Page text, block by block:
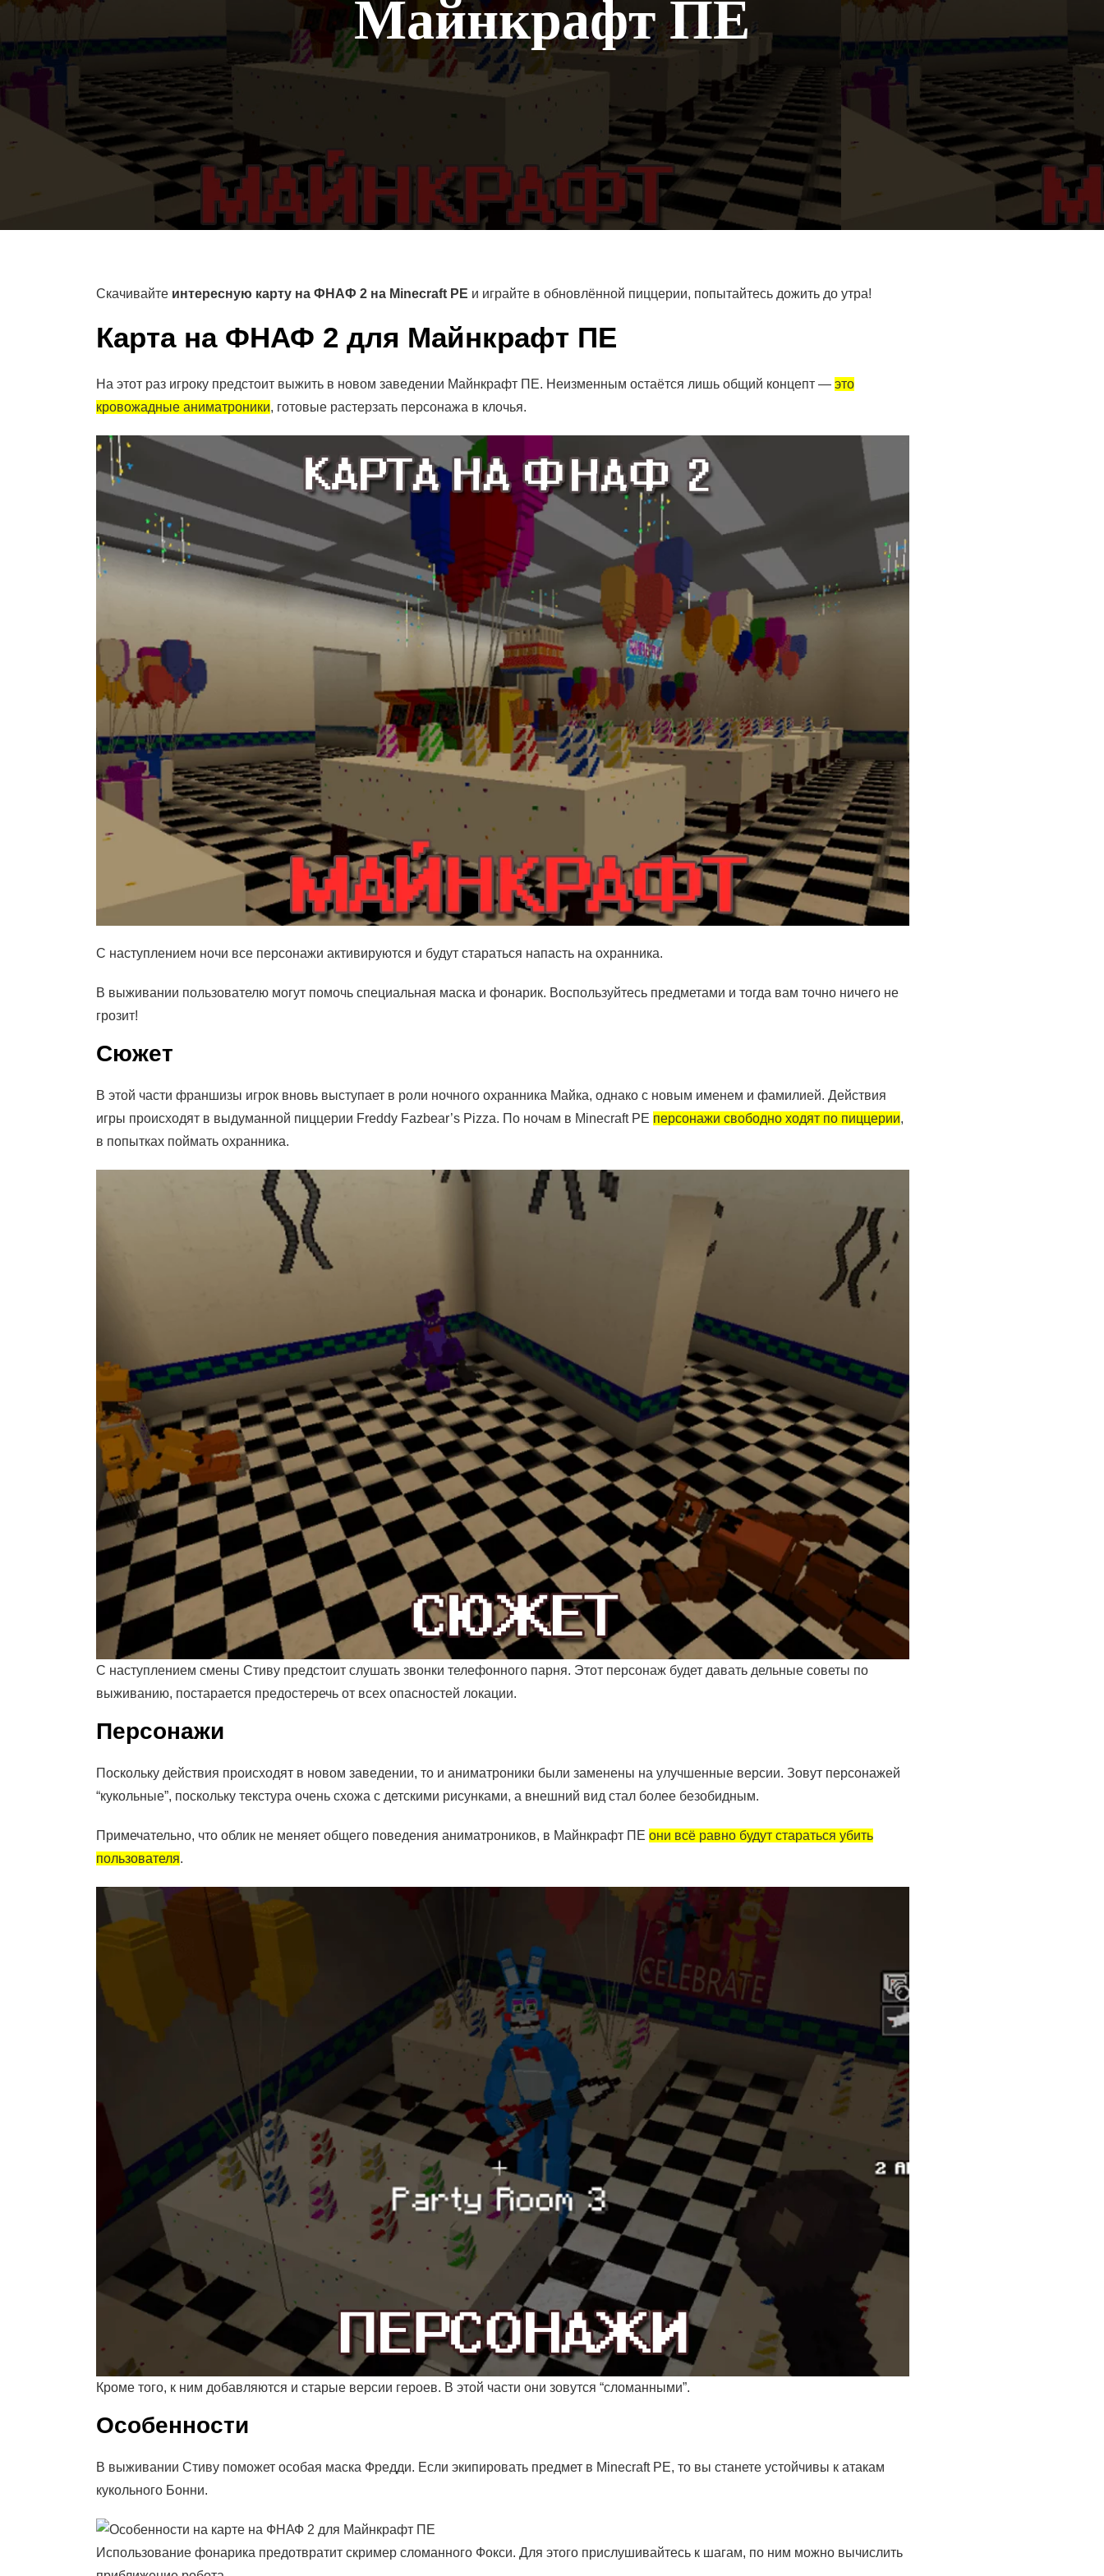
Майнкрафт ПЕ
Скачивайте интересную карту на ФНАФ 2 на Minecraft PE и играйте в обновлённой пиццерии, попытайтесь дожить до утра!
Карта на ФНАФ 2 для Майнкрафт ПЕ
На этот раз игроку предстоит выжить в новом заведении Майнкрафт ПЕ. Неизменным остаётся лишь общий концепт — это
кровожадные аниматроники, готовые растерзать персонажа в клочья.
С наступлением ночи все персонажи активируются и будут стараться напасть на охранника.
В выживании пользователю могут помочь специальная маска и фонарик. Воспользуйтесь предметами и тогда вам точно ничего не
грозит!
Сюжет
В этой части франшизы игрок вновь выступает в роли ночного охранника Майка, однако с новым именем и фамилией. Действия
игры происходят в выдуманной пиццерии Freddy Fazbear’s Pizza. По ночам в Minecraft PE персонажи свободно ходят по пиццерии,
в попытках поймать охранника.
С наступлением смены Стиву предстоит слушать звонки телефонного парня. Этот персонаж будет давать дельные советы по
выживанию, постарается предостеречь от всех опасностей локации.
Персонажи
Поскольку действия происходят в новом заведении, то и аниматроники были заменены на улучшенные версии. Зовут персонажей
“кукольные”, поскольку текстура очень схожа с детскими рисунками, а внешний вид стал более безобидным.
Примечательно, что облик не меняет общего поведения аниматроников, в Майнкрафт ПЕ они всё равно будут стараться убить
пользователя.
Кроме того, к ним добавляются и старые версии героев. В этой части они зовутся “сломанными”.
Особенности
В выживании Стиву поможет особая маска Фредди. Если экипировать предмет в Minecraft PE, то вы станете устойчивы к атакам
кукольного Бонни.
Использование фонарика предотвратит скример сломанного Фокси. Для этого прислушивайтесь к шагам, по ним можно вычислить